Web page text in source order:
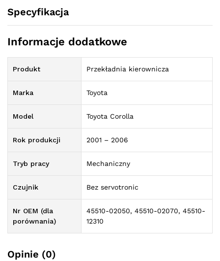
Specyfikacja
Informacje dodatkowe
Produkt Przekładnia kierownicza
Marka Toyota
Model Toyota Corolla
Rok produkcji 2001 – 2006
Tryb pracy Mechaniczny
Czujnik Bez servotronic
Nr OEM (dla
porównania)
45510-02050, 45510-02070, 45510-
12310
Opinie (0)